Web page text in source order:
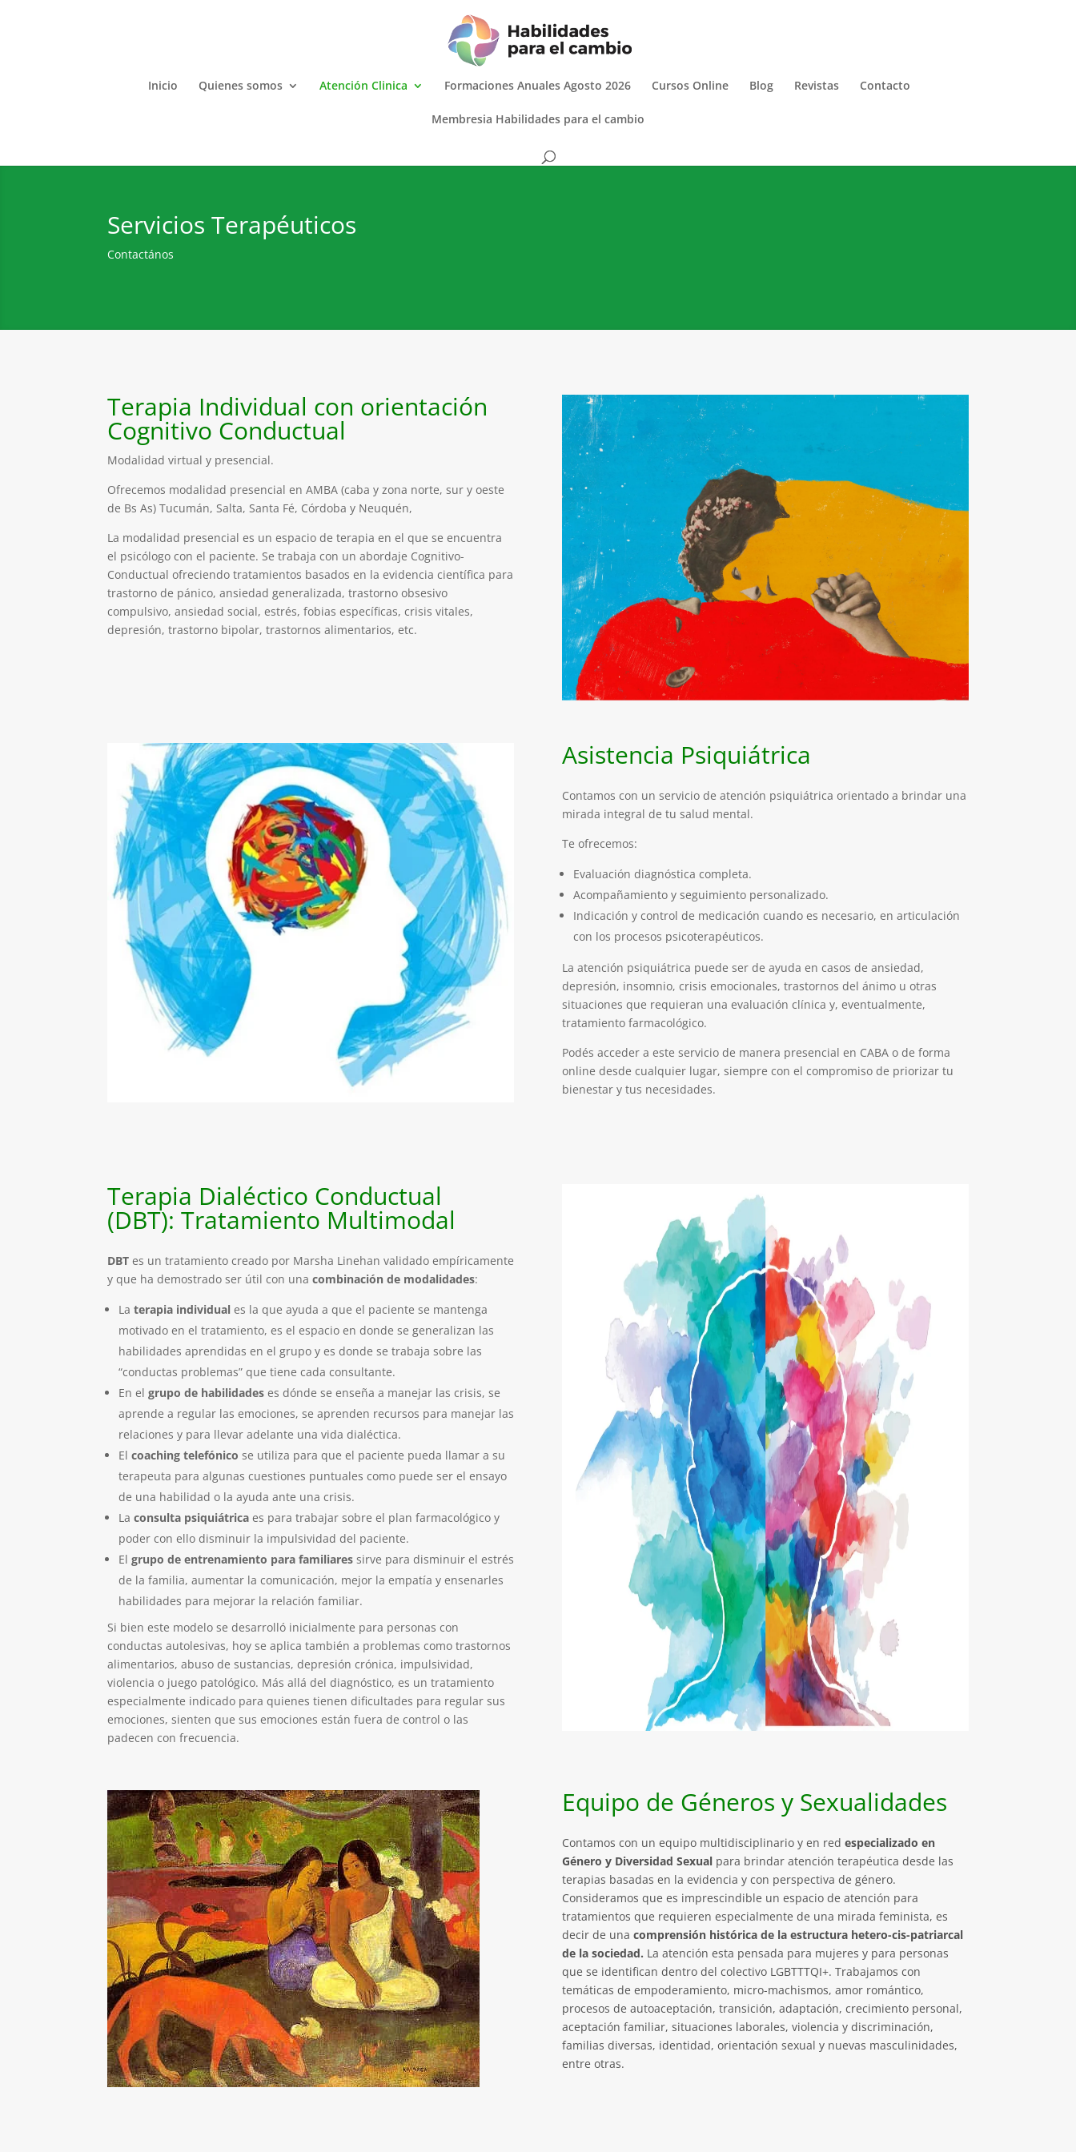
Inicio Quienes somos Atención Clinica Formaciones Anuales Agosto 2026 Cursos Online Blog Revistas Contacto
Membresia Habilidades para el cambio
Servicios Terapéuticos
Contactános
Terapia Individual con orientación
Cognitivo Conductual
Modalidad virtual y presencial.
Ofrecemos modalidad presencial en AMBA (caba y zona norte, sur y oeste
de Bs As) Tucumán, Salta, Santa Fé, Córdoba y Neuquén,
La modalidad presencial es un espacio de terapia en el que se encuentra
el psicólogo con el paciente. Se trabaja con un abordaje Cognitivo-
Conductual ofreciendo tratamientos basados en la evidencia científica para
trastorno de pánico, ansiedad generalizada, trastorno obsesivo
compulsivo, ansiedad social, estrés, fobias específicas, crisis vitales,
depresión, trastorno bipolar, trastornos alimentarios, etc.
Asistencia Psiquiátrica
Contamos con un servicio de atención psiquiátrica orientado a brindar una
mirada integral de tu salud mental.
Te ofrecemos:
Evaluación diagnóstica completa.
Acompañamiento y seguimiento personalizado.
Indicación y control de medicación cuando es necesario, en articulación
con los procesos psicoterapéuticos.
La atención psiquiátrica puede ser de ayuda en casos de ansiedad,
depresión, insomnio, crisis emocionales, trastornos del ánimo u otras
situaciones que requieran una evaluación clínica y, eventualmente,
tratamiento farmacológico.
Podés acceder a este servicio de manera presencial en CABA o de forma
online desde cualquier lugar, siempre con el compromiso de priorizar tu
bienestar y tus necesidades.
Terapia Dialéctico Conductual
(DBT): Tratamiento Multimodal
DBT es un tratamiento creado por Marsha Linehan validado empíricamente
y que ha demostrado ser útil con unacombinación de modalidades:
Laterapia individual es la que ayuda a que el paciente se mantenga
motivado en el tratamiento, es el espacio en donde se generalizan las
habilidades aprendidas en el grupo y es donde se trabaja sobre las
“conductas problemas” que tiene cada consultante.
En elgrupo de habilidades es dónde se enseña a manejar las crisis, se
aprende a regular las emociones, se aprenden recursos para manejar las
relaciones y para llevar adelante una vida dialéctica.
Elcoaching telefónicose utiliza para que el paciente pueda llamar a su
terapeuta para algunas cuestiones puntuales como puede ser el ensayo
de una habilidad o la ayuda ante una crisis.
Laconsulta psiquiátrica es para trabajar sobre el plan farmacológico y
poder con ello disminuir la impulsividad del paciente.
Elgrupo de entrenamiento para familiares sirve para disminuir el estrés
de la familia, aumentar la comunicación, mejor la empatía y ensenarles
habilidades para mejorar la relación familiar.
Si bien este modelo se desarrolló inicialmente para personas con
conductas autolesivas, hoy se aplica también a problemas como trastornos
alimentarios, abuso de sustancias, depresión crónica, impulsividad,
violencia o juego patológico. Más allá del diagnóstico, es un tratamiento
especialmente indicado para quienes tienen dificultades para regular sus
emociones, sienten que sus emociones están fuera de control o las
padecen con frecuencia.
Equipo de Géneros y Sexualidades
Contamos con un equipo multidisciplinario y en red especializado en
Género y Diversidad Sexualpara brindar atención terapéutica desde las
terapias basadas en la evidencia y con perspectiva de género.
Consideramos que es imprescindible un espacio de atención para
tratamientos que requieren especialmente de una mirada feminista, es
decir de una comprensión histórica de la estructura hetero-cis-patriarcal
de la sociedad. La atención esta pensada para mujeres y para personas
que se identifican dentro del colectivo LGBTTTQI+. Trabajamos con
temáticas de empoderamiento, micro-machismos, amor romántico,
procesos de autoaceptación, transición, adaptación, crecimiento personal,
aceptación familiar, situaciones laborales, violencia y discriminación,
familias diversas, identidad, orientación sexual y nuevas masculinidades,
entre otras.